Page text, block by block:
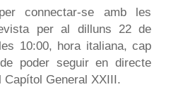
connectar-se amb les
per al dilluns 22 de
10:00, hora italiana, cap
poder seguir en directe
Capítol General XXIII.